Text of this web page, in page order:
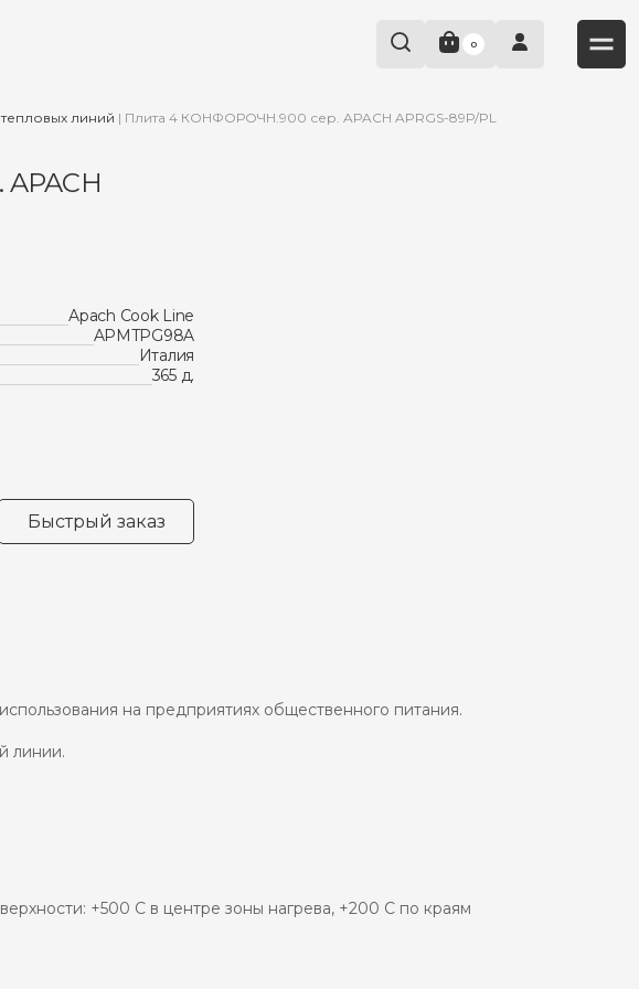
0
линий | Плита 4 КОНФОРОЧН.900 сер. APACH APRGS-89P/PL
Apach Cook Line
APMTPG98A
Италия
365 д.
Быстрый заказ
на предприятиях общественного питания.
линии.
+500 С в центре зоны нагрева, +200 С по краям